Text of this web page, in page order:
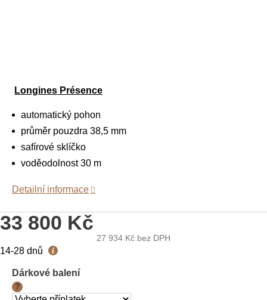
33 800 Kč
27 934 Kč bez DPH
Měrná
14-28 dnů
Dárkové balení
?
Longines Présence
automatický pohon
průměr pouzdra 38,5 mm
safírové sklíčko
voděodolnost 30 m
Detailní informace